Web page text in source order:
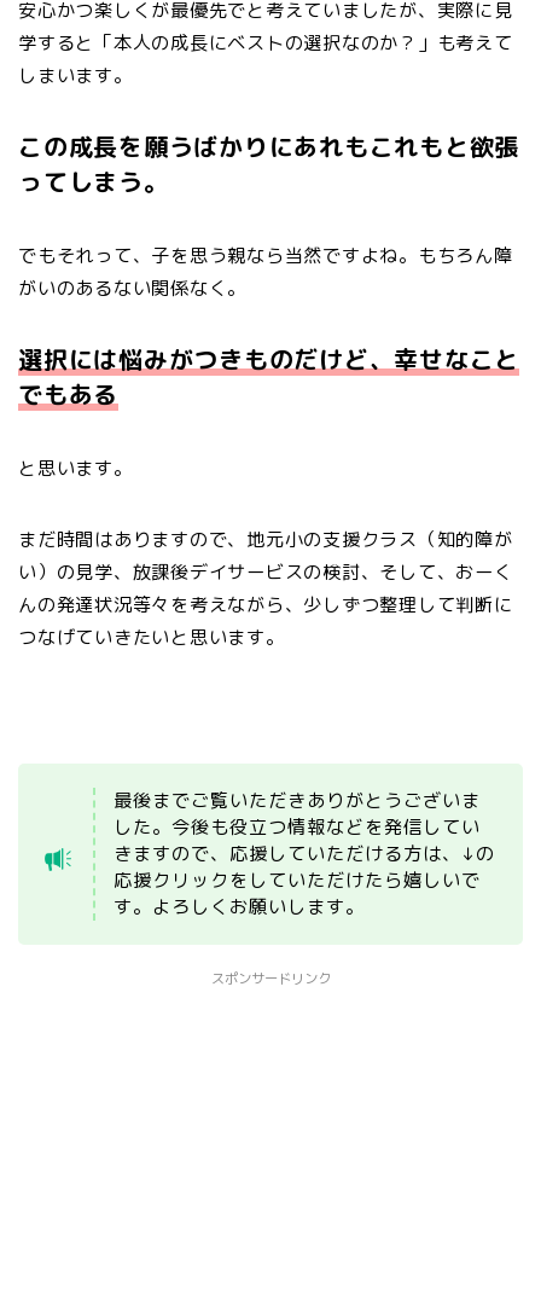
安心かつ楽しくが最優先でと考えていましたが、実際に見
学すると「本人の成長にベストの選択なのか？」も考えて
しまいます。
この成長を願うばかりにあれもこれもと欲張
ってしまう。
でもそれって、子を思う親なら当然ですよね。もちろん障
がいのあるない関係なく。
選択には悩みがつきものだけど、幸せなこと
でもある
と思います。
まだ時間はありますので、地元小の支援クラス（知的障が
い）の見学、放課後デイサービスの検討、そして、おーく
んの発達状況等々を考えながら、少しずつ整理して判断に
つなげていきたいと思います。
最後までご覧いただきありがとうございま
した。今後も役立つ情報などを発信してい
きますので、応援していただける方は、↓の
応援クリックをしていただけたら嬉しいで
す。よろしくお願いします。
スポンサードリンク